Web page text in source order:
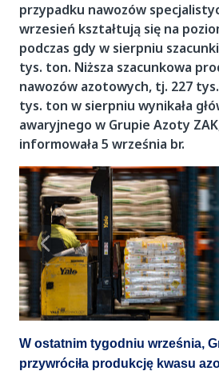
przypadku nawozów
wrzesień kształtują się na
podczas gdy w sierpniu
tys. ton. Niższa szacunkowa
nawozów azotowych, tj. 227
tys. ton w sierpniu wynikała
awaryjnego w Grupie Azoty
informowała 5 września br.
W ostatnim tygodniu września,
przywróciła produkcję kwasu